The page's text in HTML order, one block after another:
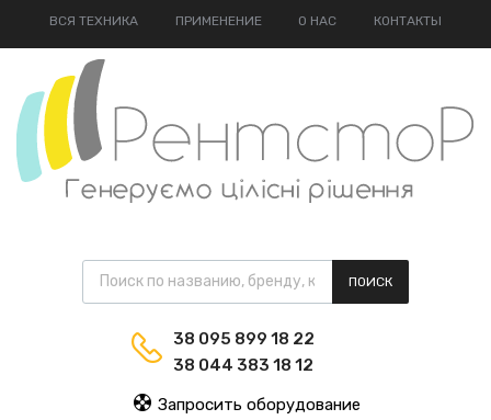
ВСЯ ТЕХНИКА ПРИМЕНЕНИЕ О НАС КОНТАКТЫ
ПОИСК
38 095 899 18 22
38 044 383 18 12
Запросить оборудование